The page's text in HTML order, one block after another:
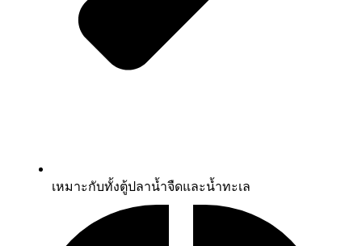
เหมาะกับทั้งตู้ปลาน้ำจืดและน้ำทะเล